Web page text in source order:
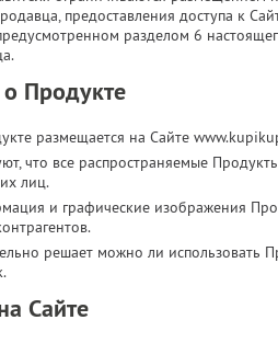
предоставления доступа к
разделом 6
Продукте
размещается на Сайте
что все распространяемые
лиц.
и графические изображения
решает можно ли
Сайте